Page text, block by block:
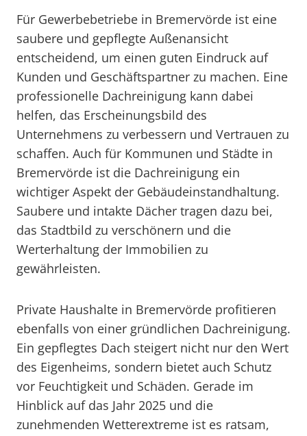
Für Gewerbebetriebe in Bremervörde ist eine
saubere und gepflegte Außenansicht
entscheidend, um einen guten Eindruck auf
Kunden und Geschäftspartner zu machen. Eine
professionelle Dachreinigung kann dabei
helfen, das Erscheinungsbild des
Unternehmens zu verbessern und Vertrauen zu
schaffen. Auch für Kommunen und Städte in
Bremervörde ist die Dachreinigung ein
wichtiger Aspekt der Gebäudeinstandhaltung.
Saubere und intakte Dächer tragen dazu bei,
das Stadtbild zu verschönern und die
Werterhaltung der Immobilien zu
gewährleisten.
Private Haushalte in Bremervörde profitieren
ebenfalls von einer gründlichen Dachreinigung.
Ein gepflegtes Dach steigert nicht nur den Wert
des Eigenheims, sondern bietet auch Schutz
vor Feuchtigkeit und Schäden. Gerade im
Hinblick auf das Jahr 2025 und die
zunehmenden Wetterextreme ist es ratsam,